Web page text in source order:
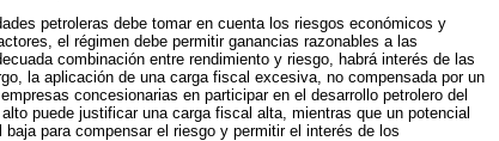
petroleras debe tomar en cuenta los riesgos económicos y
el régimen debe permitir ganancias razonables a las
combinación entre rendimiento y riesgo, habrá interés de las
la aplicación de una carga fiscal excesiva, no compensada por un
concesionarias en participar en el desarrollo petrolero del
puede justificar una carga fiscal alta, mientras que un potencial
para compensar el riesgo y permitir el interés de los